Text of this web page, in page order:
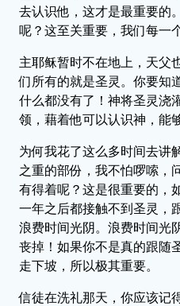
去认识他，这才是最重要的
呢？这至关重要，我们每一
主耶稣暂时不在地上，天父
们所有的就是圣灵。你要知
什么都没有了！神将圣灵浇
领，藉着他可以认识神，能
为何我花了这么多时间去讲
之重的部份，我不怕啰嗦，
有得着呢？这是很重要的，
一年之后都接触不到圣灵，
浪费时间光阴。浪费时间光
丧掉！如果你不是真的跟随
走下坡，所以极其重要。
信徒在洗礼那天，你应该记